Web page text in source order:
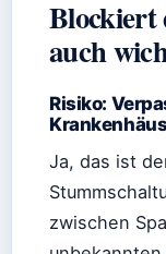
Blockiert
auch
Risiko:
Ja, das ist
zwischen